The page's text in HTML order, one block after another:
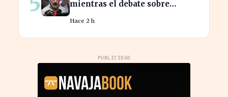
mientras el debate sobre
intensifica
Hace 2 h
PUBLICIDAD